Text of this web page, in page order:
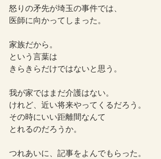
怒りの矛先が埼玉の事件では、
医師に向かってしまった。
家族だから。
という言葉は
きらきらだけではないと思う。
我が家ではまだ介護はない。
けれど、近い将来やってくるだろう。
その時にいい距離間なんて
とれるのだろうか。
つれあいに、記事をよんでもらった。